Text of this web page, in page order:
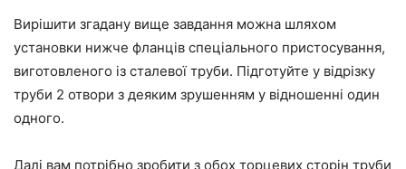
Вирішити згадану вище завдання можна шляхом
установки нижче фланців спеціального пристосування,
виготовленого із сталевої труби. Підготуйте у відрізку
труби 2 отвори з деяким зрушенням у відношенні один
одного.
Далі вам потрібно зробити з обох торцевих сторін труби